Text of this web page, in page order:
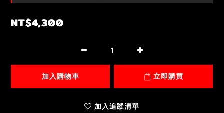
NT$4,300
加入購物車 立即購買
加入追蹤清單